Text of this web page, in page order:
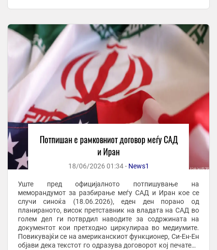
Потпишан е рамковниот договор меѓу САД
и Иран
18/06/2026 01:34 - News1
Уште пред официјалното потпишување на
меморандумот за разбирање меѓу САД и Иран кое се
случи синоќа (18.06.2026), еден ден порано од
планираното, висок претставник на владата на САД во
голем дел ги потврдил наводите за содржината на
документот кои претходно циркулираа во медиумите.
Повикувајќи се на американскиот функционер, Си-Ен-Ен
објави дека текстот го одразува договорот кој печатена